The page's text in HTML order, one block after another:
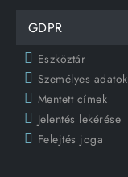
GDPR
Eszköztár
Személyes adatok
Mentett címek
Jelentés lekérése
Felejtés joga